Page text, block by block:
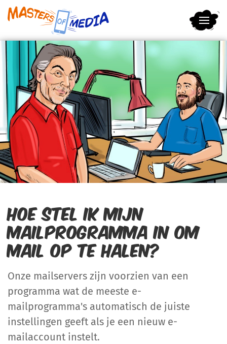
Terug naar hoofdinhoud
Hoe stel ik mijn
mailprogramma in om
mail op te halen?
Onze mailservers zijn voorzien van een
programma wat de meeste e-
mailprogramma's automatisch de juiste
instellingen geeft als je een nieuw e-
mailaccount instelt.